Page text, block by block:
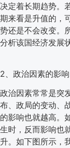
决定着长期趋势。
期来看是升值的，
势还是不会改变。
分析该国经济发展
2、政治因素的影响
政治因素常常是突
布、政局的变动、
的影响也就越高。
生时，反而影响也
升。如下图所示，